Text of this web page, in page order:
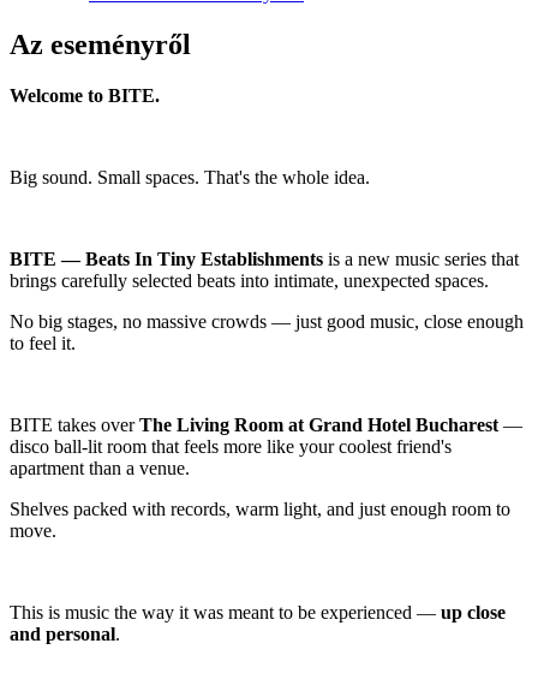
Az eseményről
Welcome to BITE.
Big sound. Small spaces. That's the whole idea.
BITE — Beats In Tiny Establishments is a new music series that
brings carefully selected beats into intimate, unexpected spaces.
No big stages, no massive crowds — just good music, close enough
to feel it.
BITE takes overThe Living Room at Grand Hotel Bucharest —
disco ball-lit room that feels more like your coolest friend's
apartment than a venue.
Shelves packed with records, warm light, and just enough room to
move.
This is music the way it was meant to be experienced — up close
and personal.